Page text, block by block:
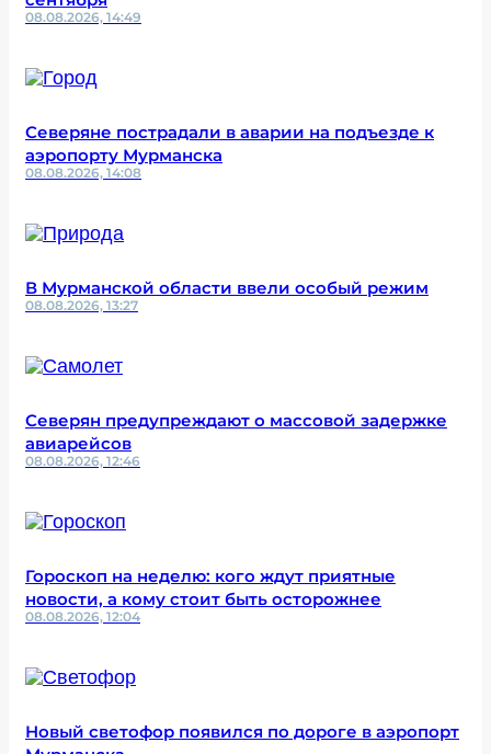
08.08.2026, 14:49
Северяне пострадали в аварии на подъезде к
аэропорту Мурманска
08.08.2026, 14:08
В Мурманской области ввели особый режим
08.08.2026, 13:27
Северян предупреждают о массовой задержке
авиарейсов
08.08.2026, 12:46
Гороскоп на неделю: кого ждут приятные
новости, а кому стоит быть осторожнее
08.08.2026, 12:04
Новый светофор появился по дороге в аэропорт